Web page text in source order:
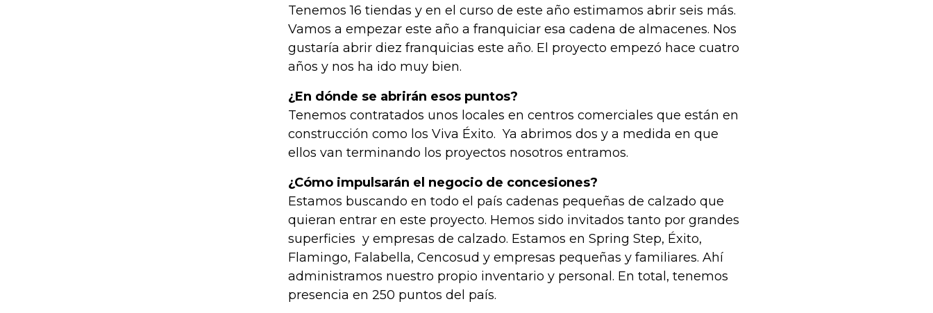
Tenemos 16 tiendas y en el curso de este año estimamos abrir seis más.
Vamos a empezar este año a franquiciar esa cadena de almacenes. Nos
gustaría abrir diez franquicias este año. El proyecto empezó hace cuatro
años y nos ha ido muy bien.
¿En dónde se abrirán esos puntos?
Tenemos contratados unos locales en centros comerciales que están en
construcción como los Viva Éxito. Ya abrimos dos y a medida en que
ellos van terminando los proyectos nosotros entramos.
¿Cómo impulsarán el negocio de concesiones?
Estamos buscando en todo el país cadenas pequeñas de calzado que
quieran entrar en este proyecto. Hemos sido invitados tanto por grandes
superficies y empresas de calzado. Estamos en Spring Step, Éxito,
Flamingo, Falabella, Cencosud y empresas pequeñas y familiares. Ahí
administramos nuestro propio inventario y personal. En total, tenemos
presencia en 250 puntos del país.